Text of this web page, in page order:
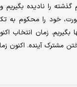
گذشته را نادیده
خود را محکوم به
زمان انتخاب
مشترک آینده. اکنون